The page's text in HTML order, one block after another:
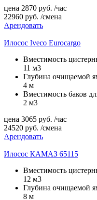
цена 2870 руб. /час
22960 руб. /смена
Арендовать
Илосос Iveco Eurocargo
Вместимость
11 м3
Глубина очищаемой
4 м
Вместимость баков
2 м3
цена 3065 руб. /час
24520 руб. /смена
Арендовать
Илосос КАМАЗ 65115
Вместимость
12 м3
Глубина очищаемой
8 м